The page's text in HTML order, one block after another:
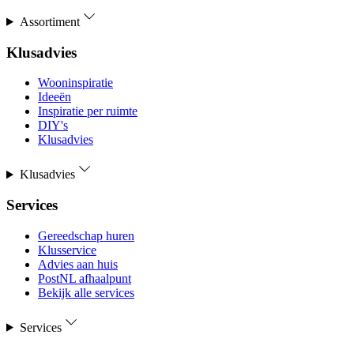
Assortiment
Klusadvies
Wooninspiratie
Ideeën
Inspiratie per ruimte
DIY's
Klusadvies
Klusadvies
Services
Gereedschap huren
Klusservice
Advies aan huis
PostNL afhaalpunt
Bekijk alle services
Services